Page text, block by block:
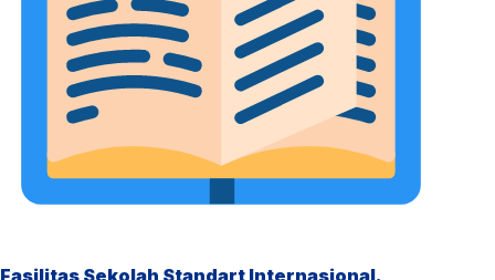
Fasilitas Sekolah Standart Internasional.